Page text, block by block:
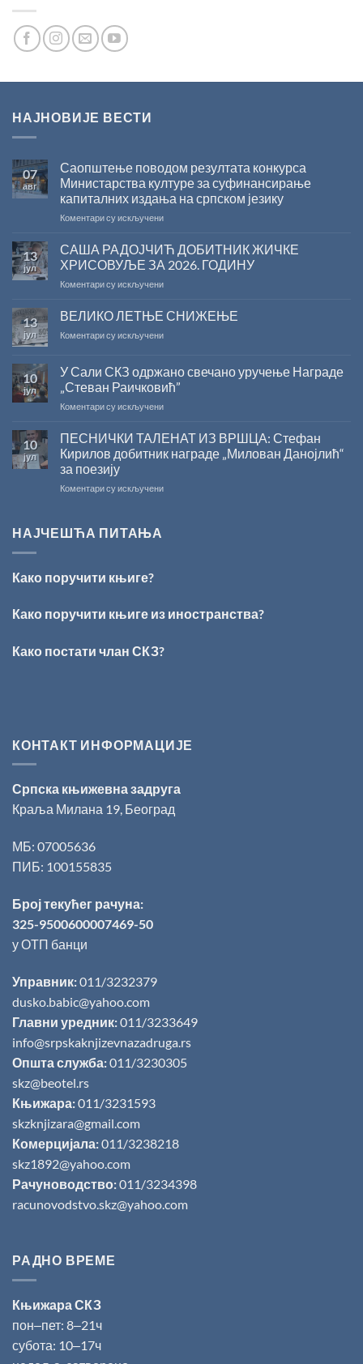
НАЈНОВИЈЕ ВЕСТИ
07
авг
Саопштење поводом резултата конкурса
Министарства културе за суфинансирање
капиталних издања на српском језику
Коментари су искљученина
поводом
резултата
конкурса
Министарства
за
капиталних
на
српском
језику
13
јул
САША РАДОЈЧИЋ ДОБИТНИК ЖИЧКЕ
ХРИСОВУЉЕ ЗА 2026. ГОДИНУ
Коментари су искљученина
РАДОЈЧИЋ
ДОБИТНИК
ЖИЧКЕ
2026.
ГОДИНУ
13
јул
ВЕЛИКО ЛЕТЊЕ СНИЖЕЊЕ
Коментари су искљученина
СНИЖЕЊЕ
10
јул
У Сали СКЗ одржано свечано уручење Награде
„Стеван Раичковић”
Коментари су искљученина
Сали
СКЗ
одржано
уручење
10
јул
ПЕСНИЧКИ ТАЛЕНАТ ИЗ ВРШЦА: Стефан
Кирилов добитник награде „Милован Данојлић“
за поезију
Коментари су искљученина
„Милован
поезију
НАЈЧЕШЋА ПИТАЊА
Како поручити књиге?
Како поручити књиге из иностранства?
Како постати члан СКЗ?
КОНТАКТ ИНФОРМАЦИЈЕ
Српска књижевна задруга
Краља Милана 19, Београд
МБ: 07005636
ПИБ: 100155835
Број текућег рачуна:
325-9500600007469-50
у ОТП банци
Управник:011/3232379
dusko.babic@yahoo.com
Главни уредник:011/3233649
info@srpskaknjizevnazadruga.rs
Општа служба:011/3230305
skz@beotel.rs
Књижара:011/3231593
skzknjizara@gmail.com
Комерцијала:011/3238218
skz1892@yahoo.com
Рачуноводство:011/3234398
racunovodstvo.skz@yahoo.com
РАДНО ВРЕМЕ
Књижара СКЗ
пон‒пет: 8‒21ч
субота: 10‒17ч